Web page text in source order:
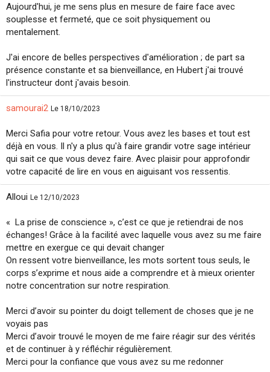
Aujourd'hui, je me sens plus en mesure de faire face avec
souplesse et fermeté, que ce soit physiquement ou
mentalement.
J'ai encore de belles perspectives d'amélioration ; de part sa
présence constante et sa bienveillance, en Hubert j'ai trouvé
l'instructeur dont j'avais besoin.
samourai2 Le 18/10/2023
Merci Safia pour votre retour. Vous avez les bases et tout est
déjà en vous. Il n'y a plus qu'à faire grandir votre sage intérieur
qui sait ce que vous devez faire. Avec plaisir pour approfondir
votre capacité de lire en vous en aiguisant vos ressentis.
Alloui Le 12/10/2023
« La prise de conscience », c’est ce que je retiendrai de nos
échanges! Grâce à la facilité avec laquelle vous avez su me faire
mettre en exergue ce qui devait changer
On ressent votre bienveillance, les mots sortent tous seuls, le
corps s’exprime et nous aide a comprendre et à mieux orienter
notre concentration sur notre respiration.
Merci d’avoir su pointer du doigt tellement de choses que je ne
voyais pas
Merci d’avoir trouvé le moyen de me faire réagir sur des vérités
et de continuer à y réfléchir régulièrement.
Merci pour la confiance que vous avez su me redonner